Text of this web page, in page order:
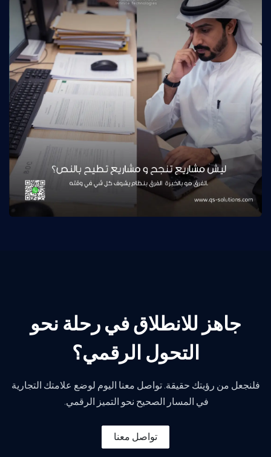
جاهز للانطلاق في رحلة نحو
التحول الرقمي؟
فلنجعل من رؤيتك حقيقة. تواصل معنا اليوم لوضع علامتك التجارية
في المسار الصحيح نحو التميز الرقمي.
تواصل معنا